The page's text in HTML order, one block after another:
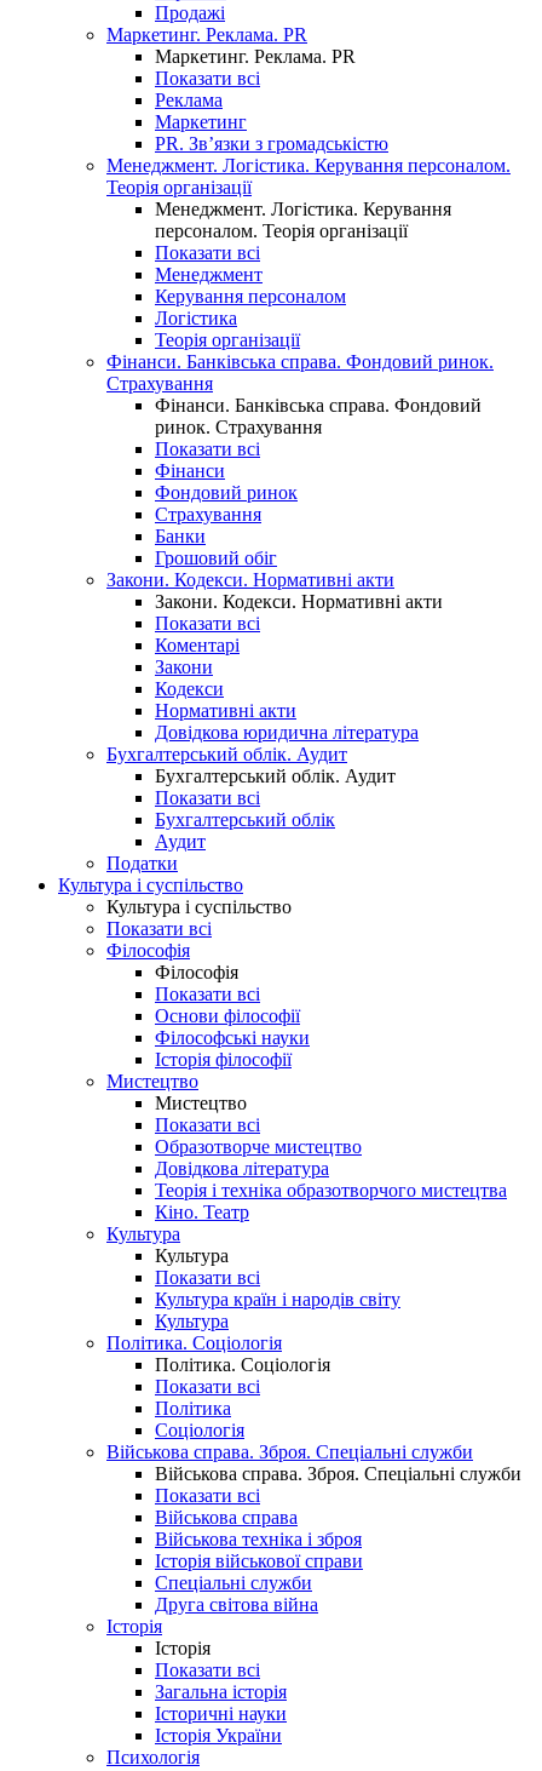
Продажі
Маркетинг. Реклама. PR
Маркетинг. Реклама. PR
Показати всі
Реклама
Маркетинг
PR. Зв’язки з громадськістю
Менеджмент. Логістика. Керування персоналом.
Теорія організації
Менеджмент. Логістика. Керування
персоналом. Теорія організації
Показати всі
Менеджмент
Керування персоналом
Логістика
Теорія організації
Фінанси. Банківська справа. Фондовий ринок.
Страхування
Фінанси. Банківська справа. Фондовий
ринок. Страхування
Показати всі
Фінанси
Фондовий ринок
Страхування
Банки
Грошовий обіг
Закони. Кодекси. Нормативні акти
Закони. Кодекси. Нормативні акти
Показати всі
Коментарі
Закони
Кодекси
Нормативні акти
Довідкова юридична література
Бухгалтерський облік. Аудит
Бухгалтерський облік. Аудит
Показати всі
Бухгалтерський облік
Аудит
Податки
Культура і суспільство
Культура і суспільство
Показати всі
Філософія
Філософія
Показати всі
Основи філософії
Філософські науки
Історія філософії
Мистецтво
Мистецтво
Показати всі
Образотворче мистецтво
Довідкова література
Теорія і техніка образотворчого мистецтва
Кіно. Театр
Культура
Культура
Показати всі
Культура країн і народів світу
Культура
Політика. Соціологія
Політика. Соціологія
Показати всі
Політика
Соціологія
Військова справа. Зброя. Спеціальні служби
Військова справа. Зброя. Спеціальні служби
Показати всі
Військова справа
Військова техніка і зброя
Історія військової справи
Спеціальні служби
Друга світова війна
Історія
Історія
Показати всі
Загальна історія
Історичні науки
Історія України
Психологія